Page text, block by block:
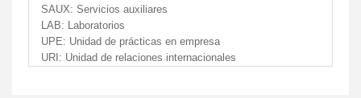
SAUX: Servicios auxiliares
LAB: Laboratorios
UPE: Unidad de prácticas en empresa
URI: Unidad de relaciones internacionales